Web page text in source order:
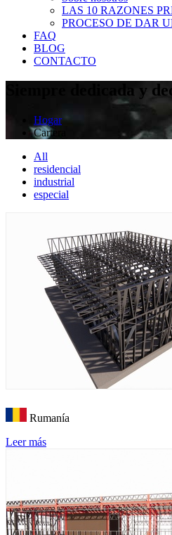
LAS 10 RAZONES
PROCESO DE DAR
FAQ
BLOG
CONTACTO
Siempre dedicada y
Hogar
Cartera
All
residencial
industrial
especial
Rumanía
Leer más